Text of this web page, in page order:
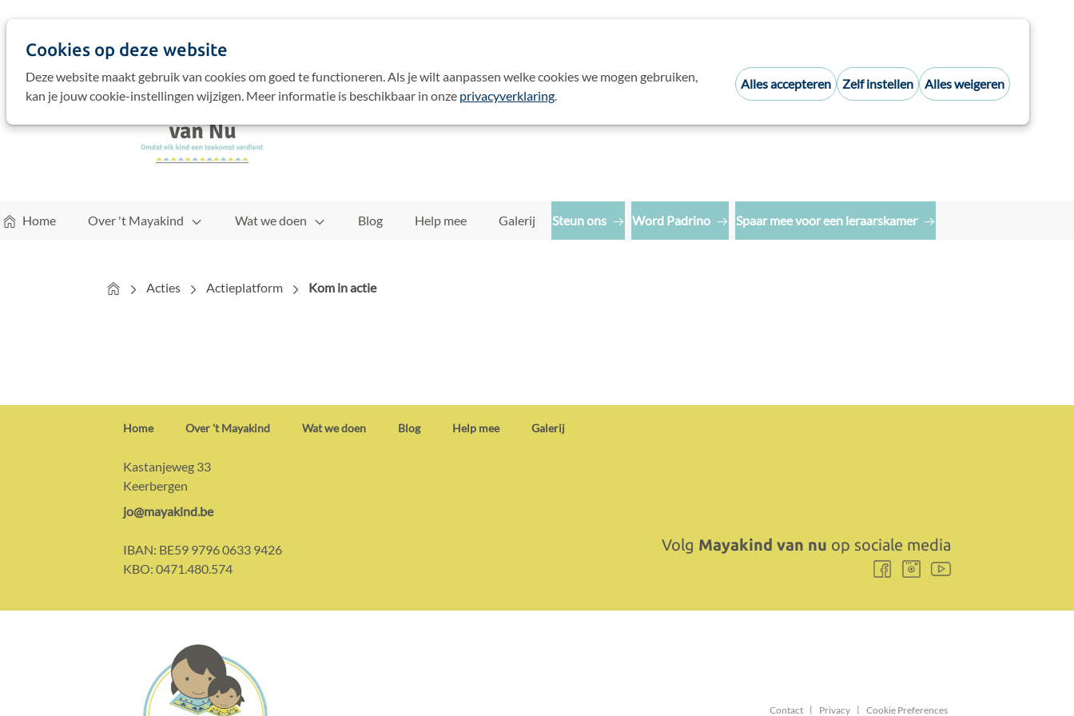
Cookies op deze website
Deze website maakt gebruik van cookies om goed te functioneren. Als je wilt aanpassen welke cookies we mogen gebruiken,
kan je jouw cookie-instellingen wijzigen. Meer informatie is beschikbaar in onze privacyverklaring.
Alles accepteren Zelf instellen Alles weigeren
Zoek:
Inloggen
Home Over 't Mayakind Wat we doen Blog Help mee Galerij Steun ons Word Padrino Spaar mee voor een leraarskamer
HomeActies Actieplatform Kom in actie
Home Over 't Mayakind Wat we doen Blog Help mee Galerij
Contact:
Adres:
Kastanjeweg 33
Keerbergen
E-
jo@mayakind.be
IBAN: BE59 9796 0633 9426
KBO: 0471.480.574
Volg Mayakind van nu op sociale media
Volg
ons
Volg Volg
Contact Privacy Cookie Preferences